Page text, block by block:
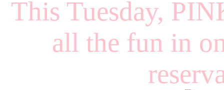
This Tuesday,
all the fun in